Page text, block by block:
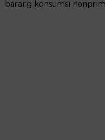
barang konsumsi